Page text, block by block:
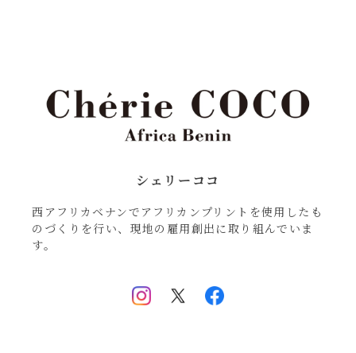
シェリーココ
西アフリカベナンでアフリカンプリントを使用したも
のづくりを行い、現地の雇用創出に取り組んでいま
す。